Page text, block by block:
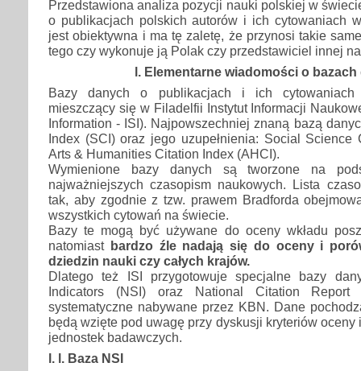
Przedstawiona analiza pozycji nauki polskiej w
o publikacjach polskich autorów i ich cytowaniach
jest obiektywna i ma tę zaletę, że przynosi takie
tego czy wykonuje ją Polak czy przedstawiciel innej
l. Elementarne wiadomości o
Bazy danych o publikacjach i ich
mieszczący się w Filadelfii Instytut Informacji
Information - ISI). Najpowszechniej znaną bazą
Index (SCI) oraz jego uzupełnienia: Social Science
Arts & Humanities Citation Index (AHCI).
Wymienione bazy danych są tworzone na
najważniejszych czasopism naukowych. Lista
tak, aby zgodnie z tzw. prawem Bradforda
wszystkich cytowań na świecie.
Bazy te mogą być używane do oceny wkładu
natomiast bardzo źle nadają się do oceny i
dziedzin nauki czy całych krajów.
Dlatego też ISI przygotowuje specjalne bazy
Indicators (NSI) oraz National Citation
systematyczne nabywane przez KBN. Dane
będą wzięte pod uwagę przy dyskusji kryteriów
jednostek badawczych.
l. l. Baza NSI